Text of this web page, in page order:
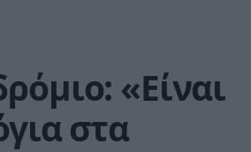
«Είναι
στα